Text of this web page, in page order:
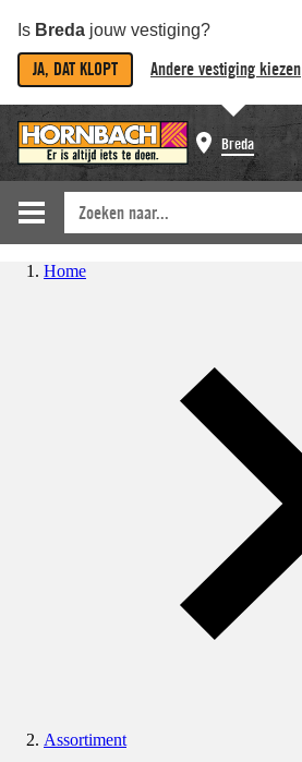
Is Breda jouw vestiging?
JA, DAT KLOPT Andere vestiging kiezen
Breda
Home
Assortiment